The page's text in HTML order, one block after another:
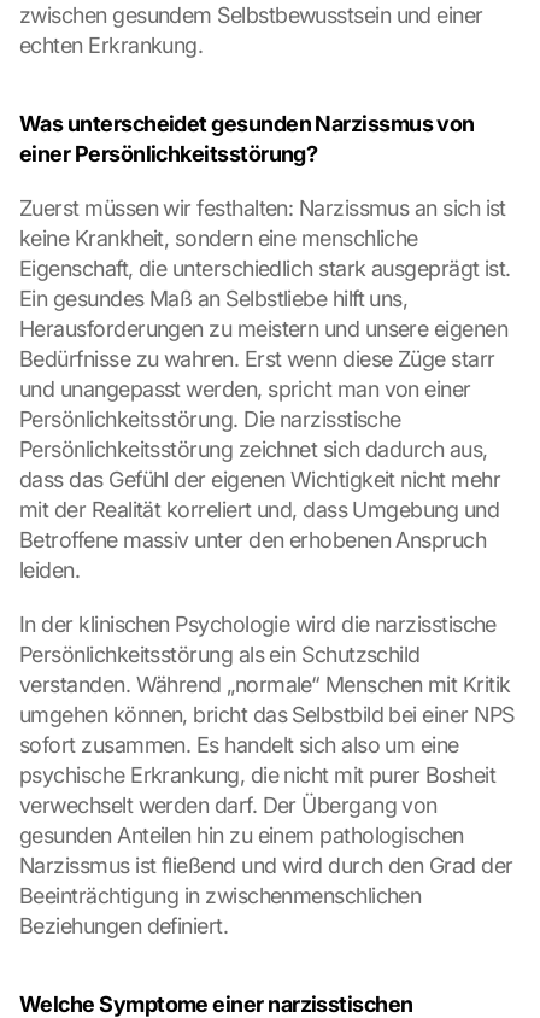
zwischen gesundem Selbstbewusstsein und einer
echten Erkrankung.
Was unterscheidet gesunden Narzissmus von
einer Persönlichkeitsstörung?
Zuerst müssen wir festhalten: Narzissmus an sich ist
keine Krankheit, sondern eine menschliche
Eigenschaft, die unterschiedlich stark ausgeprägt ist.
Ein gesundes Maß an Selbstliebe hilft uns,
Herausforderungen zu meistern und unsere eigenen
Bedürfnisse zu wahren. Erst wenn diese Züge starr
und unangepasst werden, spricht man von einer
Persönlichkeitsstörung. Die narzisstische
Persönlichkeitsstörung zeichnet sich dadurch aus,
dass das Gefühl der eigenen Wichtigkeit nicht mehr
mit der Realität korreliert und, dass Umgebung und
Betroffene massiv unter den erhobenen Anspruch
leiden.
In der klinischen Psychologie wird die narzisstische
Persönlichkeitsstörung als ein Schutzschild
verstanden. Während „normale“ Menschen mit Kritik
umgehen können, bricht das Selbstbild bei einer NPS
sofort zusammen. Es handelt sich also um eine
psychische Erkrankung, die nicht mit purer Bosheit
verwechselt werden darf. Der Übergang von
gesunden Anteilen hin zu einem pathologischen
Narzissmus ist fließend und wird durch den Grad der
Beeinträchtigung in zwischenmenschlichen
Beziehungen definiert.
Welche Symptome einer narzisstischen